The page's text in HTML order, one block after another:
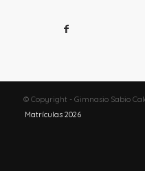
© Copyright - Gimnasio Sabio
Matrículas 2026